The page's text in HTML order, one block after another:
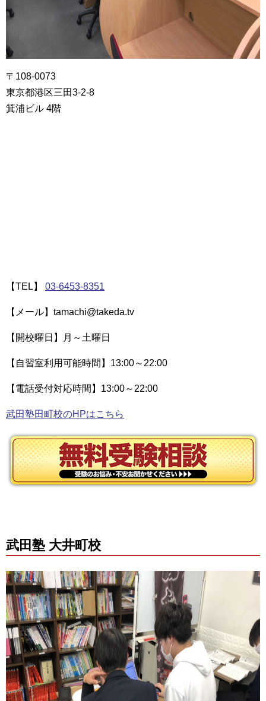
〒108-0073
東京都港区三田3-2-8
箕浦ビル 4階
【TEL】 03-6453-8351
【メール】tamachi@takeda.tv
【開校曜日】月～土曜日
【自習室利用可能時間】13:00～22:00
【電話受付対応時間】13:00～22:00
武田塾田町校のHPはこちら
武田塾 大井町校